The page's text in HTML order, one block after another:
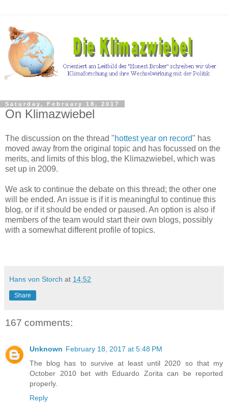
Saturday, February 18, 2017
On Klimazwiebel
The discussion on the thread "hottest year on record" has
moved away from the original topic and has focussed on the
merits, and limits of this blog, the Klimazwiebel, which was
set up in 2009.
We ask to continue the debate on this thread; the other one
will be ended. An issue is if it is meaningful to continue this
blog, or if it should be ended or paused. An option is also if
members of the team would start their own blogs, possibly
with a somewhat different profile of topics.
Hans von Storch at 14:52
Share
167 comments:
Unknown February 18, 2017 at 5:48 PM
The blog has to survive at least until 2020 so that my
October 2010 bet with Eduardo Zorita can be reported
properly.
Reply